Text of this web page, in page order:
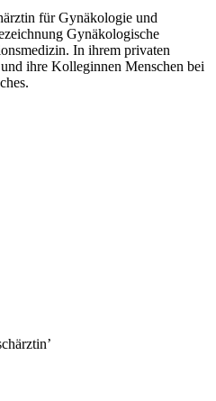
für Gynäkologie und
Gynäkologische
In ihrem privaten
ihre Kolleginnen Menschen bei